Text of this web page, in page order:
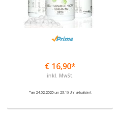
€ 16,90*
inkl. MwSt.
*am 24.02.2020 um 23:16 Uhr aktualisiert